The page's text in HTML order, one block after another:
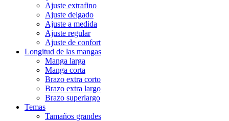
Ajuste extrafino
Ajuste delgado
Ajuste a medida
Ajuste regular
Ajuste de confort
Longitud de las mangas
Manga larga
Manga corta
Brazo extra corto
Brazo extra largo
Brazo superlargo
Temas
Tamaños grandes